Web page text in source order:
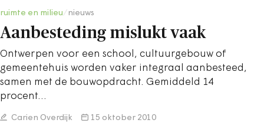
ruimte en milieu nieuws
Aanbesteding mislukt vaak
Ontwerpen voor een school, cultuurgebouw of
gemeentehuis worden vaker integraal aanbesteed,
samen met de bouwopdracht. Gemiddeld 14
procent…
Carien Overdijk 15 oktober 2010